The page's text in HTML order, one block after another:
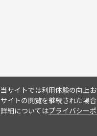
当サイトでは利用体験の向上
サイトの閲覧を継続された場
詳細についてはプライバシー